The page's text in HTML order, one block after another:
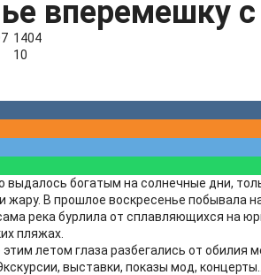
вперемешку
1404
10
выдалось богатым на солнечные дни,
жару. В прошлое воскресенье побывала
река бурлила от сплавляющихся на
пляжах.
этим летом глаза разбегались от обилия
выставки, показы мод,